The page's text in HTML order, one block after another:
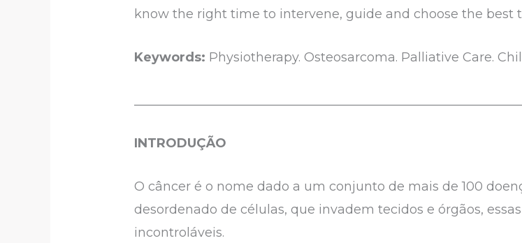
know the right time to intervene, guide and choose the best
Keywords: Physiotherapy. Osteosarcoma. Palliative Care.
INTRODUÇÃO
O câncer é o nome dado a um conjunto de mais de 100
desordenado de células, que invadem tecidos e órgãos,
incontroláveis.